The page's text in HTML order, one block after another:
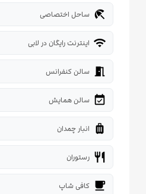
beach_access ساحل اختصاصی
wifi اینترنت رایگان در لابی
meeting_room سالن کنفرانس
event_available سالن همایش
luggage انبار چمدان
restaurant رستوران
local_cafe کافی شاپ